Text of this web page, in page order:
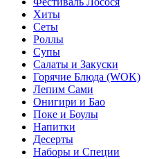
Хиты
Сеты
Роллы
Супы
Салаты и Закуски
Горячие Блюда (WOK)
Лепим Сами
Онигири и Бао
Поке и Боулы
Напитки
Десерты
Наборы и Специи